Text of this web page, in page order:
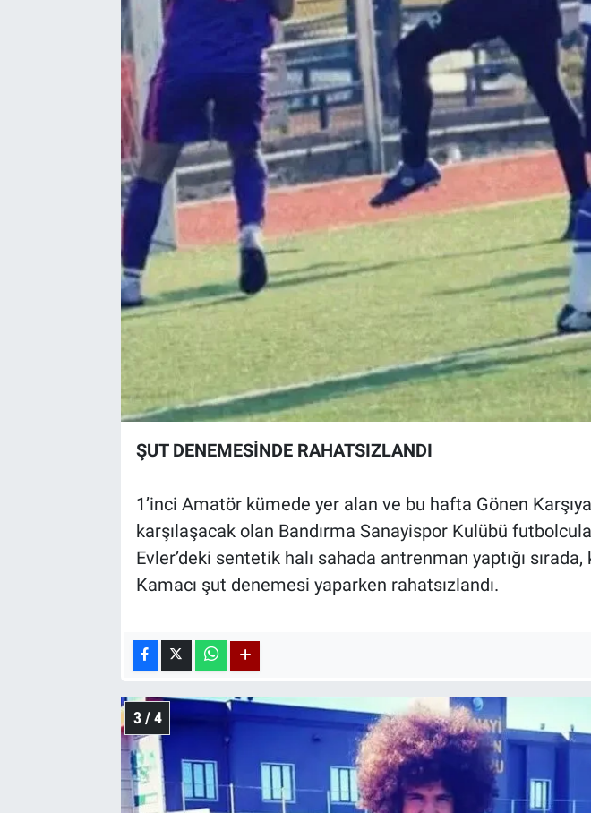
ŞUT DENEMESİNDE RAHATSIZLANDI
1’inci Amatör kümede yer alan ve bu hafta Gönen
karşılaşacak olan Bandırma Sanayispor Kulübü
Evler’deki sentetik halı sahada antrenman yaptığı
Kamacı şut denemesi yaparken rahatsızlandı.
3 / 4